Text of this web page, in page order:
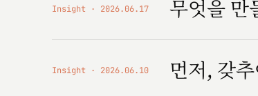
Insight 2026.06.17 무엇을 만
Insight 2026.06.10 먼저, 갖